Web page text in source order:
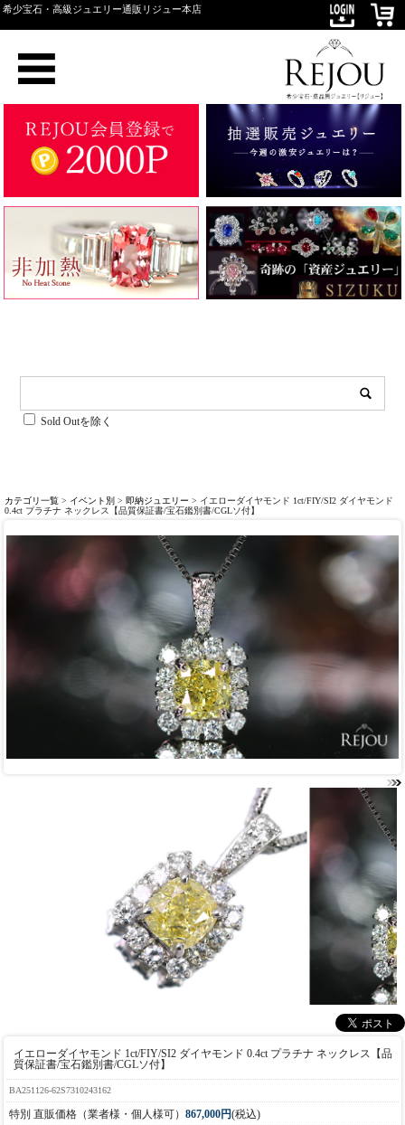
希少宝石・高級ジュエリー通販リジュー本店
Sold Outを除く
カテゴリ一覧 > イベント別 > 即納ジュエリー > イエローダイヤモンド 1ct/FIY/SI2 ダイヤモンド
0.4ct プラチナ ネックレス【品質保証書/宝石鑑別書/CGLソ付】
イエローダイヤモンド 1ct/FIY/SI2 ダイヤモンド 0.4ct プラチナ ネックレス【品
質保証書/宝石鑑別書/CGLソ付】
BA251126-62S7310243162
特別 直販価格（業者様・個人様可） 867,000円(税込)